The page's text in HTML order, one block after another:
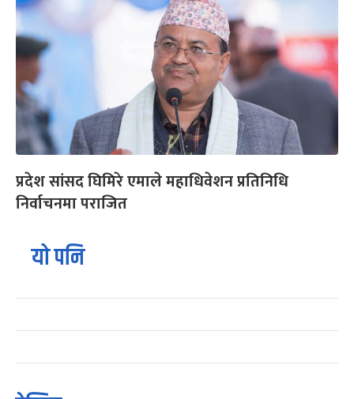
प्रदेश सांसद घिमिरे एमाले महाधिवेशन प्रतिनिधि
निर्वाचनमा पराजित
यो पनि